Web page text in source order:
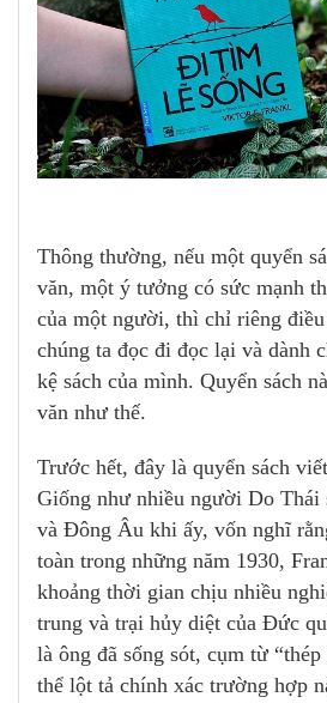
Thông thường, nếu một quyển
văn, một ý tưởng có sức mạnh
của một người, thì chỉ riêng
chúng ta đọc đi đọc lại và dành
kệ sách của mình. Quyển sách
văn như thế.
Trước hết, đây là quyển sách
Giống như nhiều người Do
và Đông Âu khi ấy, vốn nghĩ
toàn trong những năm 1930,
khoảng thời gian chịu nhiều
trung và trại hủy diệt của Đức
là ông đã sống sót, cụm từ
thể lột tả chính xác trường hợp